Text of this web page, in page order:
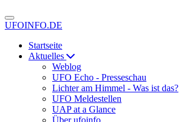
UFOINFO.DE
Startseite
Aktuelles
Weblog
UFO Echo - Presseschau
Lichter am Himmel - Was ist das?
UFO Meldestellen
UAP at a Glance
Über ufoinfo